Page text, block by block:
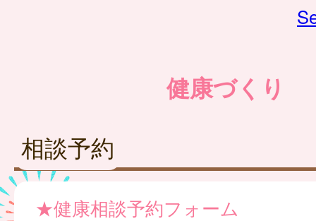
健康づくり
相談予約
★健康相談予約フォーム